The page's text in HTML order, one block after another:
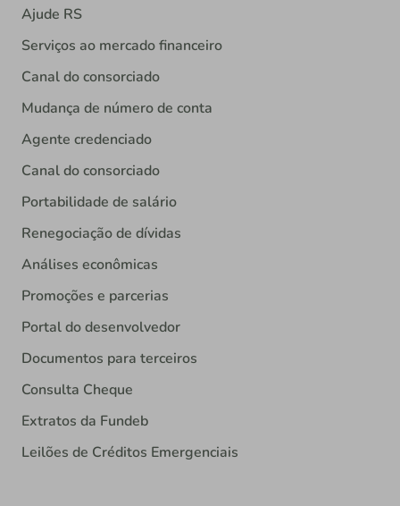
Ajude RS
Serviços ao mercado financeiro
Canal do consorciado
Mudança de número de conta
Agente credenciado
Canal do consorciado
Portabilidade de salário
Renegociação de dívidas
Análises econômicas
Promoções e parcerias
Portal do desenvolvedor
Documentos para terceiros
Consulta Cheque
Extratos da Fundeb
Leilões de Créditos Emergenciais